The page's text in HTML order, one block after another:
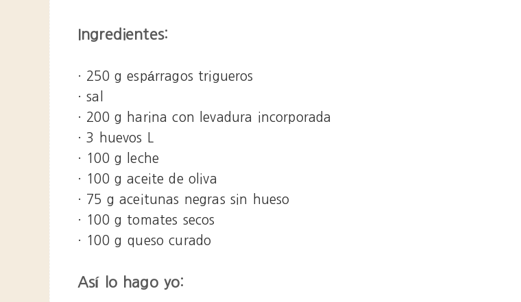
Ingredientes:
· 250 g espárragos trigueros
· sal
· 200 g harina con levadura incorporada
· 3 huevos L
· 100 g leche
· 100 g aceite de oliva
· 75 g aceitunas negras sin hueso
· 100 g tomates secos
· 100 g queso curado
Así lo hago yo: